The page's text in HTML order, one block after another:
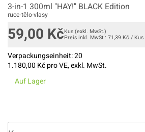
3-in-1 300ml "HAY!" BLACK Edition
ruce-tělo-vlasy
59,00 KčKus (exkl. MwSt.)
Preis inkl. MwSt.: 71,39 Kč / Kus
Verpackungseinheit:20
1.180,00 Kč pro VE, exkl. MwSt.
Auf Lager